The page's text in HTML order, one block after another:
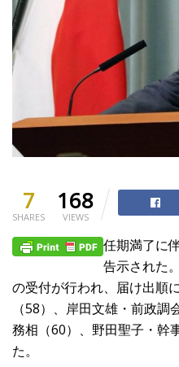
7
SHARES
168
VIEWS
任期満了に
告示された
の受付が行われ、届け出順
（58）、岸田文雄・前政
務相（60）、野田聖子・幹
た。